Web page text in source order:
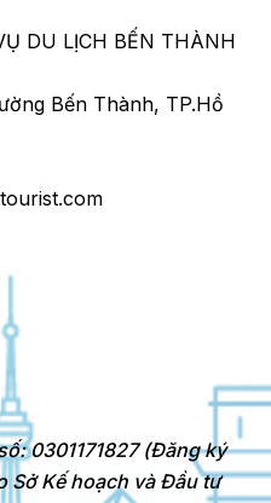
DU LỊCH BẾN THÀNH
Bến Thành, TP.Hồ
0301171827 (Đăng ký
Sở Kế hoạch và Đầu tư